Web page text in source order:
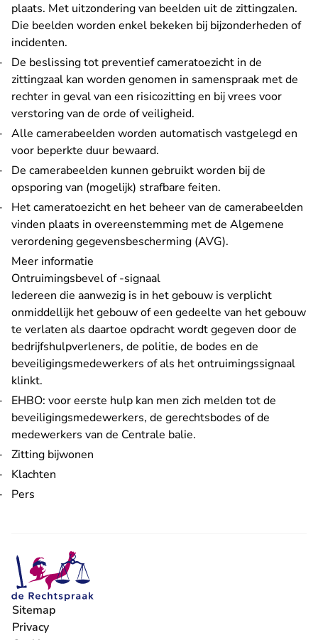
plaats. Met uitzondering van beelden uit de zittingzalen.
Die beelden worden enkel bekeken bij bijzonderheden of
incidenten.
De beslissing tot preventief cameratoezicht in de
zittingzaal kan worden genomen in samenspraak met de
rechter in geval van een risicozitting en bij vrees voor
verstoring van de orde of veiligheid.
Alle camerabeelden worden automatisch vastgelegd en
voor beperkte duur bewaard.
De camerabeelden kunnen gebruikt worden bij de
opsporing van (mogelijk) strafbare feiten.
Het cameratoezicht en het beheer van de camerabeelden
vinden plaats in overeenstemming met de Algemene
verordening gegevensbescherming (AVG).
Meer informatie
Ontruimingsbevel of -signaal
Iedereen die aanwezig is in het gebouw is verplicht
onmiddellijk het gebouw of een gedeelte van het gebouw
te verlaten als daartoe opdracht wordt gegeven door de
bedrijfshulpverleners, de politie, de bodes en de
beveiligingsmedewerkers of als het ontruimingssignaal
klinkt.
EHBO: voor eerste hulp kan men zich melden tot de
beveiligingsmedewerkers, de gerechtsbodes of de
medewerkers van de Centrale balie.
Zitting bijwonen
Klachten
Pers
Sitemap
Privacy